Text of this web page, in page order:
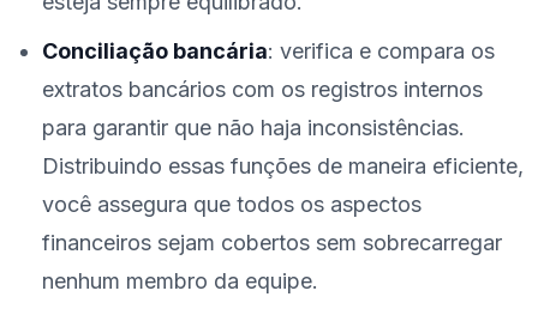
Conciliação bancária: verifica e compara os
extratos bancários com os registros internos
para garantir que não haja inconsistências.
Distribuindo essas funções de maneira eficiente,
você assegura que todos os aspectos
financeiros sejam cobertos sem sobrecarregar
nenhum membro da equipe.